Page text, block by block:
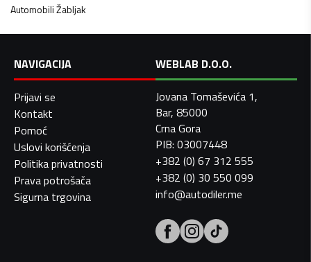
AutomobiliŽabljak
NAVIGACIJA
Prijavi se
Kontakt
Pomoć
Uslovi korišćenja
Politika privatnosti
Prava potrošača
Sigurna trgovina
WEBLAB D.O.O.
Jovana Tomaševića 1,
Bar, 85000
Crna Gora
PIB: 03007448
+382 (0) 67 312 555
+382 (0) 30 550 099
info@autodiler.me